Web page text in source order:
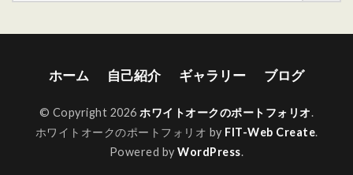
ホーム 自己紹介 ギャラリー ブログ
© Copyright 2026ホワイトオークのポートフォリオ.
ホワイトオークのポートフォリオ by FIT-Web Create.
Powered byWordPress.